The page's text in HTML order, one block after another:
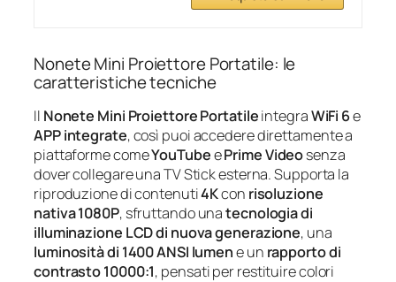
Nonete Mini Proiettore Portatile: le
caratteristiche tecniche
Il Nonete Mini Proiettore PortatileintegraWiFi 6e
APP integrate, così puoi accedere direttamente a
piattaforme comeYouTubeePrime Videosenza
dover collegare una TV Stick esterna. Supporta la
riproduzione di contenuti4Kcon risoluzione
nativa 1080P, sfruttando unatecnologia di
illuminazione LCD di nuova generazione, una
luminosità di 1400 ANSI lumene un rapporto di
contrasto 10000:1, pensati per restituire colori